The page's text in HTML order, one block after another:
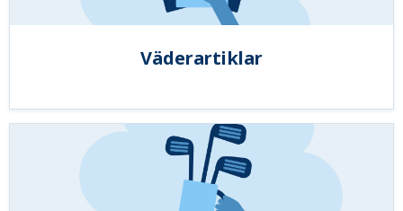
Väderartiklar